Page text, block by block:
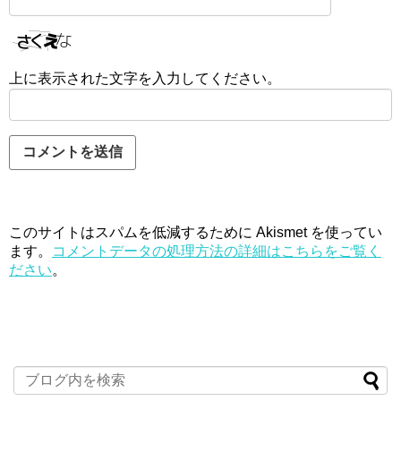
上に表示された文字を入力してください。
このサイトはスパムを低減するために Akismet を使ってい
ます。
コメントデータの処理方法の詳細はこちらをご覧く
ださい。